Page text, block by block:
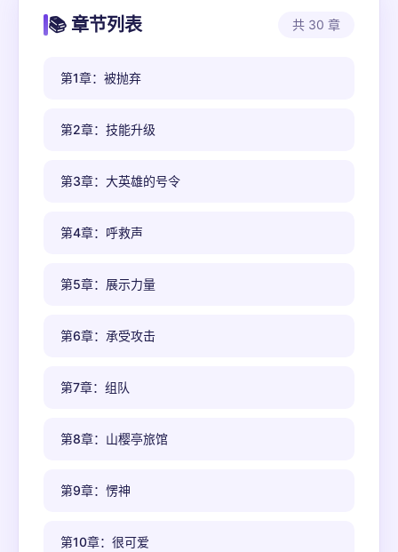
📚 章节列表 共 30 章
第1章：被抛弃
第2章：技能升级
第3章：大英雄的号令
第4章：呼救声
第5章：展示力量
第6章：承受攻击
第7章：组队
第8章：山樱亭旅馆
第9章：愣神
第10章：很可爱